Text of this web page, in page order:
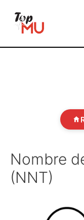
Nombre
(NNT)